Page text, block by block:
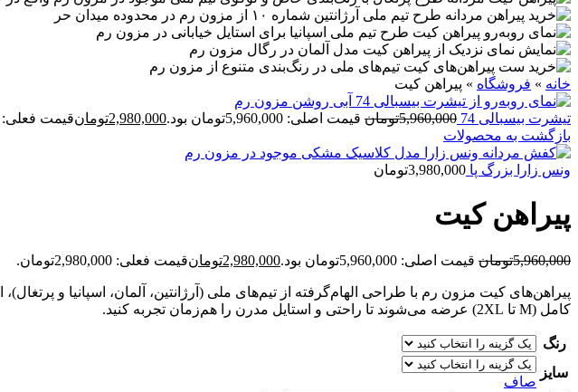
خانه » فروشگاه » پيراهن کيت
تيشرت بیسبالی 74 5,960,000تومان قیمت اصلی: 5,960,000تومان بود. 2,980,000تومانقیمت فعلی: 2,980,000تومان.
بازگشت به محصولات
ونس زارا بزرگ پا 3,980,000تومان
پيراهن کيت
5,960,000تومان قیمت اصلی: 5,960,000تومان بود. 2,980,000تومانقیمت فعلی: 2,980,000تومان.
پیراهن‌های کیت مزون رم با طراحی الهام‌گرفته از تیم‌های ملی (آرژانتین، آلمان، اسپانیا و
کامل (M تا 2XL) عرضه می‌شوند تا راحتی و استایل مدرن را هم‌زمان تجربه کنید.
رنگ
سایز
صاف